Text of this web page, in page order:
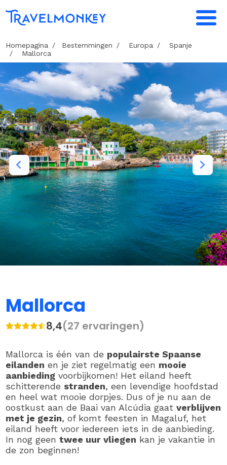
Homepagina Bestemmingen Europa
Spanje
Mallorca
Mallorca
8,4(27 ervaringen)
Mallorca is één van de populairste Spaanse
eilanden en je ziet regelmatig een mooie
aanbiedingvoorbijkomen! Het eiland heeft
schitterende stranden, een levendige hoofdstad
en heel wat mooie dorpjes. Dus of je nu aan de
oostkust aan de Baai van Alcúdia gaat verblijven
met je gezin, of komt feesten in Magaluf, het
eiland heeft voor iedereen iets in de aanbieding.
In nog geen twee uur vliegen kan je vakantie in
de zon beginnen!